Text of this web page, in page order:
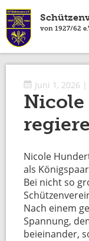
von 1927/62
Juni 1, 2026 |
Nicole
Nicole
als
Bei nicht so
Nach einem
Spannung,
beieinander,